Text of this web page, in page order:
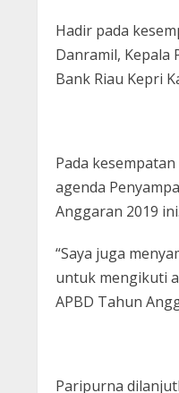
Hadir pada
Danramil, Kepala
Bank Riau Kepri
Pada
agenda
Anggaran 2019 ini.
“Saya juga
untuk mengikuti
APBD Tahun
Paripurna